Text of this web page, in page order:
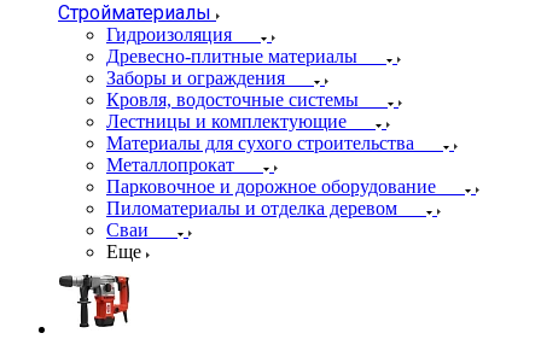
Стройматериалы
Гидроизоляция
Древесно-плитные материалы
Заборы и ограждения
Кровля, водосточные системы
Лестницы и комплектующие
Материалы для сухого строительства
Металлопрокат
Парковочное и дорожное оборудование
Пиломатериалы и отделка деревом
Сваи
Еще